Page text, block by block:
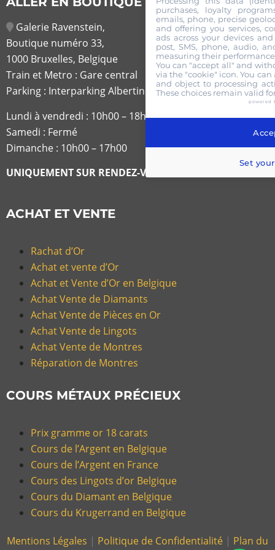
Galerie Ravenstein,
Boutique numéro 33,
1000 Bruxelles, Belgique
Train et Metro : Gare central
Parking : Interparking Albertine
Lundi à vendredi : 10h00 – 18h30
Samedi : Fermé
Dimanche : 10h00 – 17h00
UNIQUEMENT SUR RENDEZ-VOUS
ACHAT ET VENTE
Rachat d’Or
Achat et vente d’Or
Achat et Vente d’Or en Belgique
Achat Vente de Diamants
Achat Vente de Pièces en Or
Achat Vente de Lingots
Achat Vente de Montres
Réparation de Montres
COURS MÉTAUX PRÉCIEUX
Prix gramme or 18 carats
Cours de l’Argent en Belgique
Cours de l’Argent en France
Cours des Lingots d’or Belgique
Cours du Diamant en Belgique
Cours du Krugerrand en Belgique
Mentions Légales | Politique de Confidentialité | Plan du
purchases, loyalty
emails, phone, precise
and offering you services,
ads across your devices
post, SMS, phone, audio,
measuring their
You can "accept all" and
via the "cookie" icon. You
and object to processing
These choices remain valid
powered
Set